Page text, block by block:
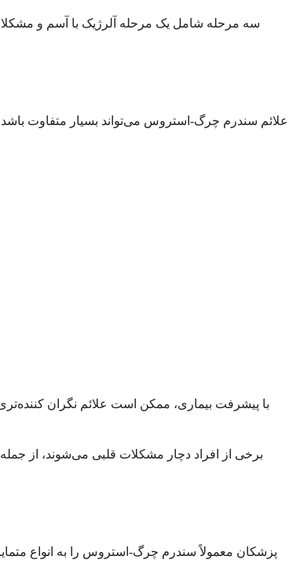
سه مرحله شامل یک مرحله آلرژیک با آسم و
علائم سندرم چرگ-استروس می‌تواند بسیار متفاوت باشد
با پیشرفت بیماری، ممکن است علائم نگران
برخی از افراد دچار مشکلات قلبی می‌شوند، از
پزشکان معمولاً سندرم چرگ-استروس را به انواع